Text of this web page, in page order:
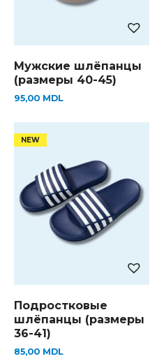
Мужские шлёпанцы
(размеры 40-45)
95,00 MDL
Подростковые
шлёпанцы (размеры
36-41)
85,00 MDL